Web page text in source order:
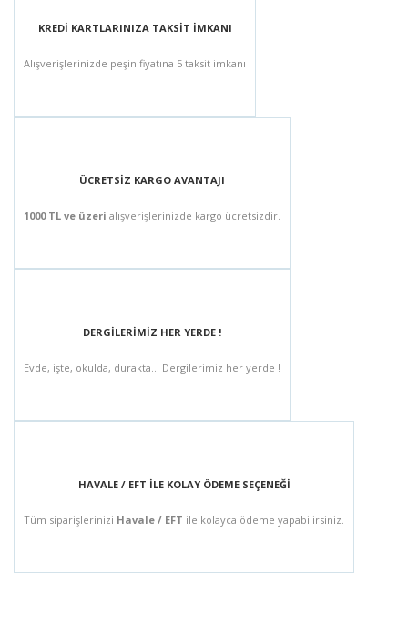
KREDİ KARTLARINIZA TAKSİT İMKANI
Alışverişlerinizde peşin fiyatına 5 taksit imkanı
ÜCRETSİZ KARGO AVANTAJI
1000 TL ve üzeri alışverişlerinizde kargo ücretsizdir.
DERGİLERİMİZ HER YERDE !
Evde, işte, okulda, durakta... Dergilerimiz her yerde !
HAVALE / EFT İLE KOLAY ÖDEME SEÇENEĞİ
Tüm siparişlerinizi Havale / EFT ile kolayca ödeme yapabilirsiniz.